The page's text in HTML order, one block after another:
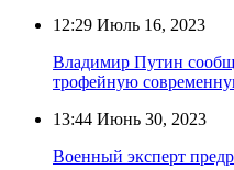
12:29 Июль 16, 2023
Владимир Путин
трофейную
13:44 Июнь 30, 2023
Военный эксперт